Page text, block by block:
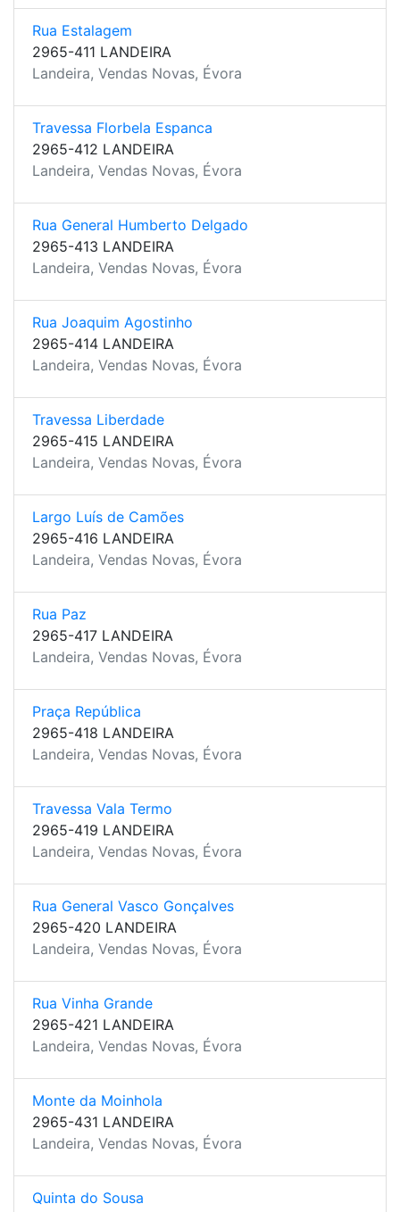
Rua Estalagem
2965-411 LANDEIRA
Landeira, Vendas Novas, Évora
Travessa Florbela Espanca
2965-412 LANDEIRA
Landeira, Vendas Novas, Évora
Rua General Humberto Delgado
2965-413 LANDEIRA
Landeira, Vendas Novas, Évora
Rua Joaquim Agostinho
2965-414 LANDEIRA
Landeira, Vendas Novas, Évora
Travessa Liberdade
2965-415 LANDEIRA
Landeira, Vendas Novas, Évora
Largo Luís de Camões
2965-416 LANDEIRA
Landeira, Vendas Novas, Évora
Rua Paz
2965-417 LANDEIRA
Landeira, Vendas Novas, Évora
Praça República
2965-418 LANDEIRA
Landeira, Vendas Novas, Évora
Travessa Vala Termo
2965-419 LANDEIRA
Landeira, Vendas Novas, Évora
Rua General Vasco Gonçalves
2965-420 LANDEIRA
Landeira, Vendas Novas, Évora
Rua Vinha Grande
2965-421 LANDEIRA
Landeira, Vendas Novas, Évora
Monte da Moinhola
2965-431 LANDEIRA
Landeira, Vendas Novas, Évora
Quinta do Sousa